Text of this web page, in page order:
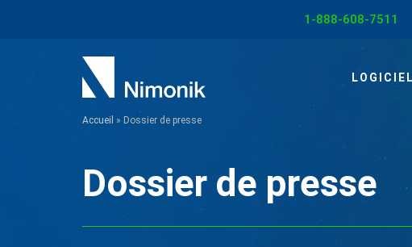
1-888-608-7511
LOGICIEL
Accueil » Dossier de presse
Dossier de presse